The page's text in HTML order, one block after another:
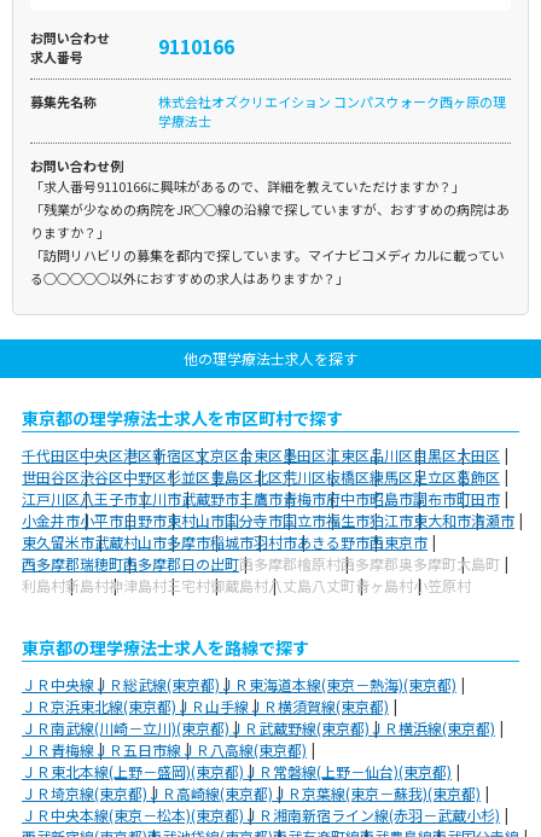
お問い合わせ
求人番号
9110166
募集先名称
株式会社オズクリエイション コンパスウォーク西ヶ原の理
学療法士
お問い合わせ例
「求人番号9110166に興味があるので、詳細を教えていただけますか？」
「残業が少なめの病院をJR○○線の沿線で探していますが、おすすめの病院はあ
りますか？」
「訪問リハビリの募集を都内で探しています。マイナビコメディカルに載ってい
る○○○○○以外におすすめの求人はありますか？」
他の理学療法士求人を探す
東京都の理学療法士求人を市区町村で探す
千代田区中央区港区新宿区文京区台東区墨田区江東区品川区目黒区大田区
世田谷区渋谷区中野区杉並区豊島区北区荒川区板橋区練馬区足立区葛飾区
江戸川区八王子市立川市武蔵野市三鷹市青梅市府中市昭島市調布市町田市
小金井市小平市日野市東村山市国分寺市国立市福生市狛江市東大和市清瀬市
東久留米市武蔵村山市多摩市稲城市羽村市あきる野市西東京市
西多摩郡瑞穂町西多摩郡日の出町西多摩郡檜原村西多摩郡奥多摩町大島町
利島村新島村神津島村三宅村御蔵島村八丈島八丈町青ヶ島村小笠原村
東京都の理学療法士求人を路線で探す
ＪＲ中央線ＪＲ総武線(東京都)ＪＲ東海道本線(東京－熱海)(東京都)
ＪＲ京浜東北線(東京都)ＪＲ山手線ＪＲ横須賀線(東京都)
ＪＲ南武線(川崎－立川)(東京都)ＪＲ武蔵野線(東京都)ＪＲ横浜線(東京都)
ＪＲ青梅線ＪＲ五日市線ＪＲ八高線(東京都)
ＪＲ東北本線(上野－盛岡)(東京都)ＪＲ常磐線(上野－仙台)(東京都)
ＪＲ埼京線(東京都)ＪＲ高崎線(東京都)ＪＲ京葉線(東京－蘇我)(東京都)
ＪＲ中央本線(東京－松本)(東京都)ＪＲ湘南新宿ライン線(赤羽－武蔵小杉)